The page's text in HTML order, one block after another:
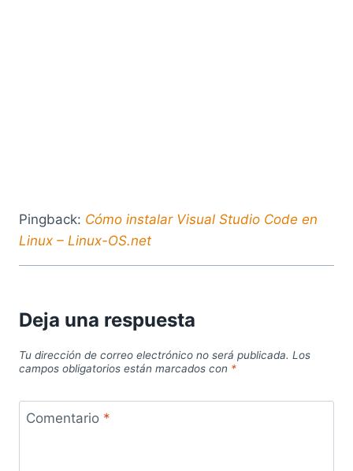
Pingback: Cómo instalar Visual Studio Code en
Linux – Linux-OS.net
Deja una respuesta
Tu dirección de correo electrónico no será publicada. Los
campos obligatorios están marcados con *
Comentario *